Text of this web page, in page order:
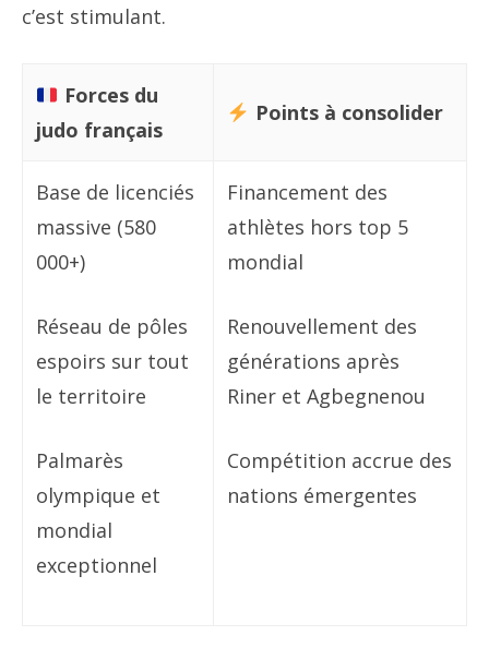
c’est stimulant.
Forces du
judo français
Points à consolider
Base de licenciés
massive (580
000+)
Réseau de pôles
espoirs sur tout
le territoire
Palmarès
olympique et
mondial
exceptionnel
Financement des
athlètes hors top 5
mondial
Renouvellement des
générations après
Riner et Agbegnenou
Compétition accrue des
nations émergentes